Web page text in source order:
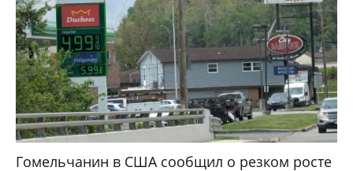
Гомельчанин в США сообщил о резком росте